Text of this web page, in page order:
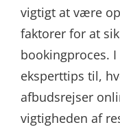
vigtigt at være
faktorer for at
bookingproces.
eksperttips til,
afbudsrejser
vigtigheden af